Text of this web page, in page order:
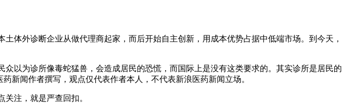
体外诊断企业从做代理商起家，而后开始自主创新，用成本优势占据中低端市场。到今天，
以为诊所像毒蛇猛兽，会造成居民的恐慌，而国际上是没有这类要求的。其实诊所是居民的
新闻作者撰写，观点仅代表作者本人，不代表新浪医药新闻立场。
注，就是严查回扣。